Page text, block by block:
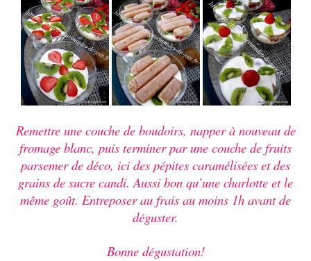
Remettre une couche de boudoirs, napper à nouveau de
fromage blanc, puis terminer par une couche de fruits
parsemer de déco, ici des pépites caramélisées et des
grains de sucre candi. Aussi bon qu’une charlotte et le
même goût. Entreposer au frais au moins 1h avant de
déguster.
Bonne dégustation!